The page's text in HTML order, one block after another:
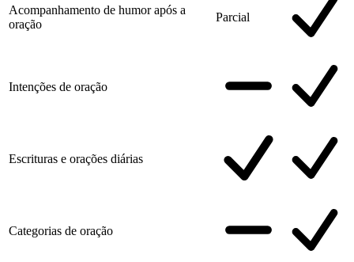
Acompanhamento de humor após a
oração
Parcial
Intenções de oração
Escrituras e orações diárias
Categorias de oração